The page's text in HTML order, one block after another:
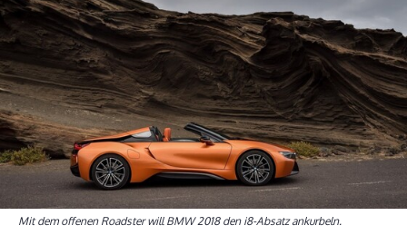
Mit dem offenen Roadster will BMW 2018 den i8-Absatz ankurbeln.